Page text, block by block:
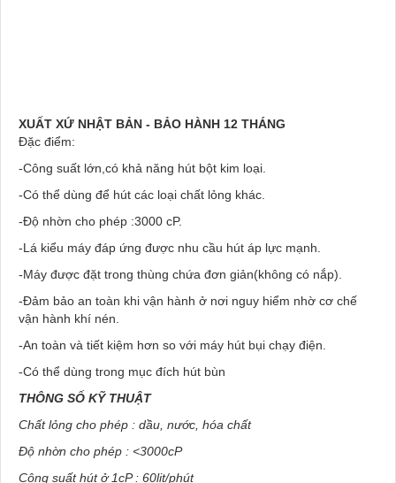
XUẤT XỨ NHẬT BẢN - BẢO HÀNH 12 THÁNG
Đặc điểm:
-Công suất lớn,có khả năng hút bột kim loại.
-Có thể dùng để hút các loại chất lỏng khác.
-Độ nhờn cho phép :3000 cP.
-Lá kiểu máy đáp ứng được nhu cầu hút áp lực mạnh.
-Máy được đặt trong thùng chứa đơn giản(không có nắp).
-Đảm bảo an toàn khi vận hành ở nơi nguy hiểm nhờ cơ chế
vận hành khí nén.
-An toàn và tiết kiệm hơn so với máy hút bụi chạy điện.
-Có thể dùng trong mục đích hút bùn
THÔNG SỐ KỸ THUẬT
Chất lỏng cho phép : dầu, nước, hóa chất
Độ nhờn cho phép : <3000cP
Công suất hút ở 1cP : 60lit/phút